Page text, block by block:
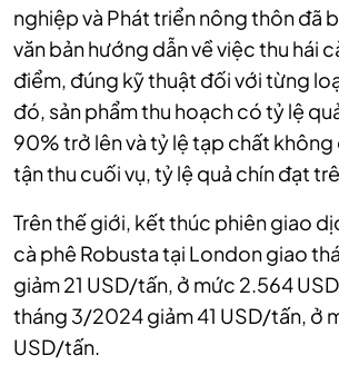
nghiệp và Phát triển nông thôn đã
văn bản hướng dẫn về việc thu hái
điểm, đúng kỹ thuật đối với từng
đó, sản phẩm thu hoạch có tỷ lệ
90% trở lên và tỷ lệ tạp chất
tận thu cuối vụ, tỷ lệ quả chín đạt
Trên thế giới, kết thúc phiên giao
cà phê Robusta tại London giao
giảm 21 USD/tấn, ở mức 2.564
tháng 3/2024 giảm 41 USD/tấn, ở
USD/tấn.